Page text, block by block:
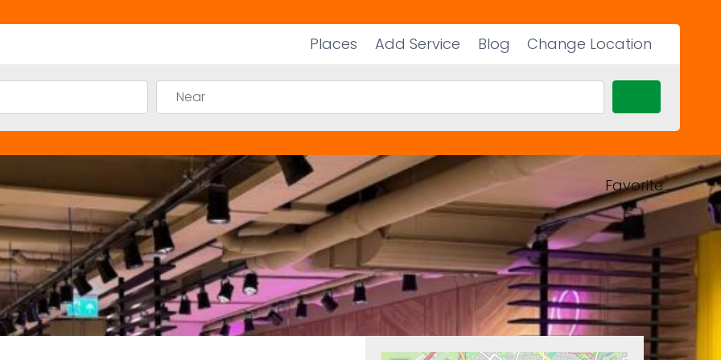
Places Add Service Blog Change Location
Near
Favorite